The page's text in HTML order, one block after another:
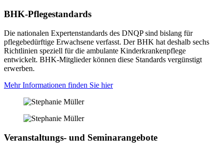
BHK-Pflegestandards
Die nationalen Expertenstandards des DNQP sind bislang für
pflegebedürftige Erwachsene verfasst. Der BHK hat deshalb sechs
Richtlinien speziell für die ambulante Kinderkrankenpflege
entwickelt. BHK-Mitglieder können diese Standards vergünstigt
erwerben.
Mehr Informationen finden Sie hier
Veranstaltungs- und Seminarangebote